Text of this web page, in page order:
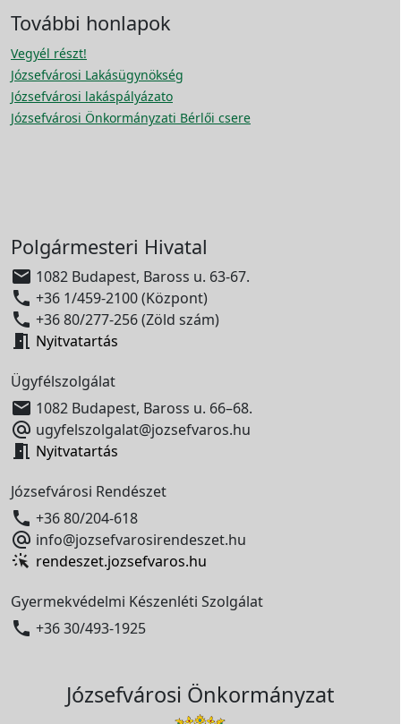
További honlapok
Vegyél részt!
Józsefvárosi Lakásügynökség
Józsefvárosi lakáspályázato
Józsefvárosi Önkormányzati Bérlői csere
Polgármesteri Hivatal
 1082 Budapest, Baross u. 63-67.
 +36 1/459-2100 (Központ)
 +36 80/277-256 (Zöld szám)
 Nyitvatartás
Ügyfélszolgálat
 1082 Budapest, Baross u. 66–68.
 ugyfelszolgalat@jozsefvaros.hu
 Nyitvatartás
Józsefvárosi Rendészet
 +36 80/204-618
 info@jozsefvarosirendeszet.hu
rendeszet.jozsefvaros.hu
Gyermekvédelmi Készenléti Szolgálat
 +36 30/493-1925
Józsefvárosi Önkormányzat